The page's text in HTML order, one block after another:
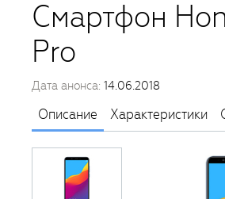
Смартфон
Pro
Дата анонса: 14.06.2018
Описание Характеристики